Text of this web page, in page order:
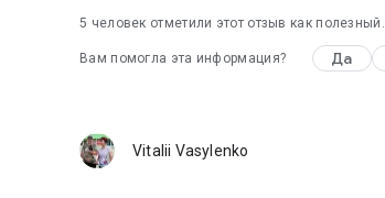
5 человек отметили этот отзыв как полезный.
Вам помогла эта информация? Да
Vitalii Vasylenko